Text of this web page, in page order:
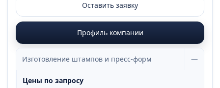
Оставить заявку
Профиль компании
Изготовление штампов и пресс-форм —
Цены по запросу